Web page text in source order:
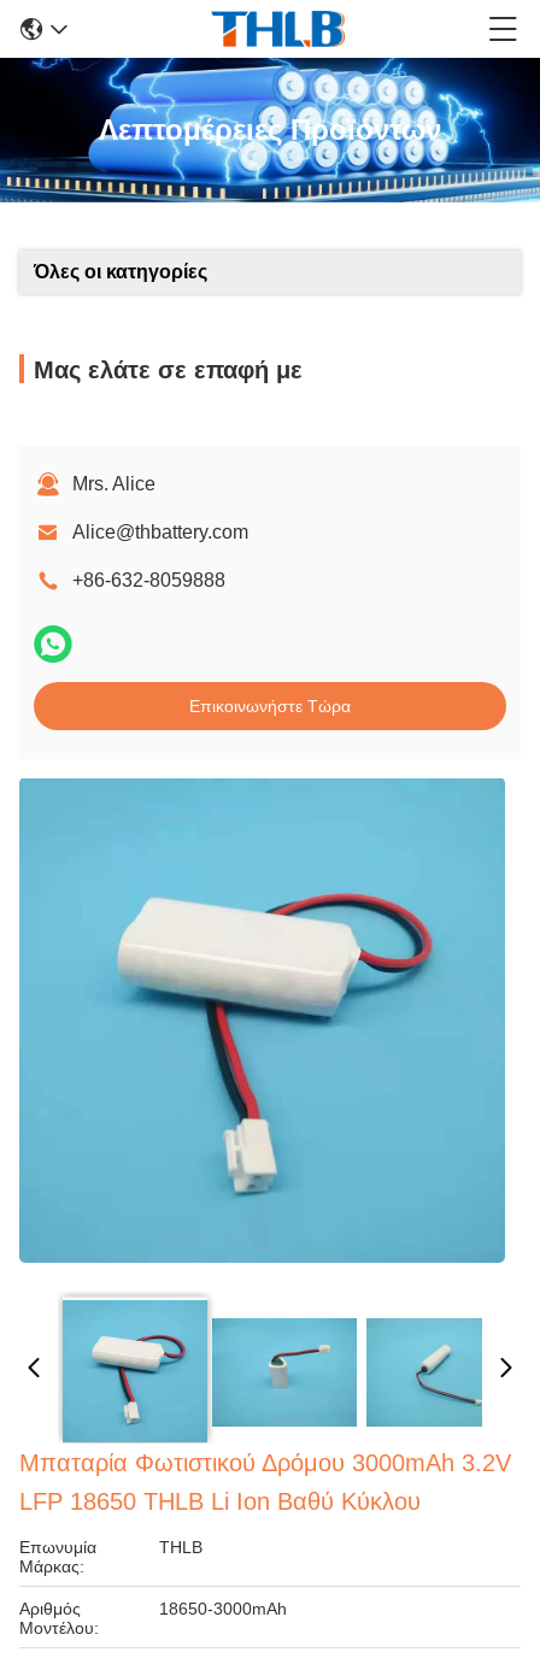
Λεπτομέρειες Προϊόντων
Όλες οι κατηγορίες
Μας ελάτε σε επαφή με
Mrs. Alice
Alice@thbattery.com
+86-632-8059888
Επικοινωνήστε Τώρα
Μπαταρία Φωτιστικού Δρόμου 3000mAh 3.2V
LFP 18650 THLB Li Ion Βαθύ Κύκλου
Επωνυμία
Μάρκας:
THLB
Αριθμός
Μοντέλου:
18650-3000mAh